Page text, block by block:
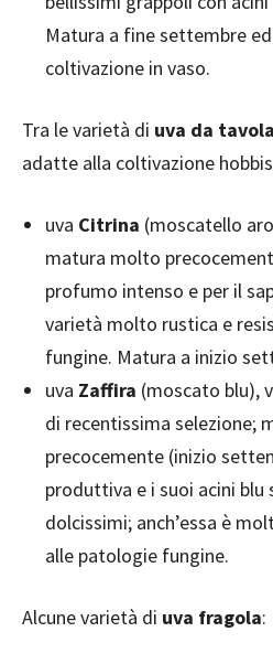
Matura a fine settembre
coltivazione in vaso.
Tra le varietà di uva da
adatte alla coltivazione
uva Citrina (moscatello
matura molto
profumo intenso e per il
varietà molto rustica e
fungine. Matura a inizio
uva Zaffira (moscato blu),
di recentissima selezione;
precocemente (inizio
produttiva e i suoi acini
dolcissimi; anch’essa è
alle patologie fungine.
Alcune varietà di uva fragola: